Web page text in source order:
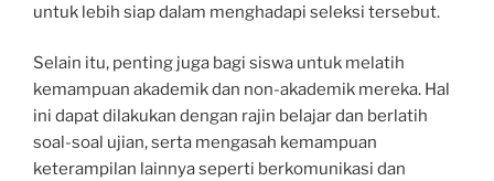
untuk lebih siap dalam menghadapi seleksi tersebut.
Selain itu, penting juga bagi siswa untuk melatih
kemampuan akademik dan non-akademik mereka. Hal
ini dapat dilakukan dengan rajin belajar dan berlatih
soal-soal ujian, serta mengasah kemampuan
keterampilan lainnya seperti berkomunikasi dan